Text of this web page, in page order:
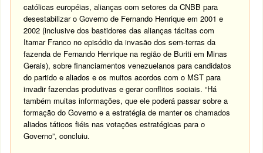
católicas européias, alianças com setores da CNBB para
desestabilizar o Governo de Fernando Henrique em 2001 e
2002 (inclusive dos bastidores das alianças tácitas com
Itamar Franco no episódio da invasão dos sem-terras da
fazenda de Fernando Henrique na região de Buriti em Minas
Gerais), sobre financiamentos venezuelanos para candidatos
do partido e aliados e os muitos acordos com o MST para
invadir fazendas produtivas e gerar conflitos sociais. “Há
também muitas informações, que ele poderá passar sobre a
formação do Governo e a estratégia de manter os chamados
aliados táticos fiéis nas votações estratégicas para o
Governo”, concluiu.